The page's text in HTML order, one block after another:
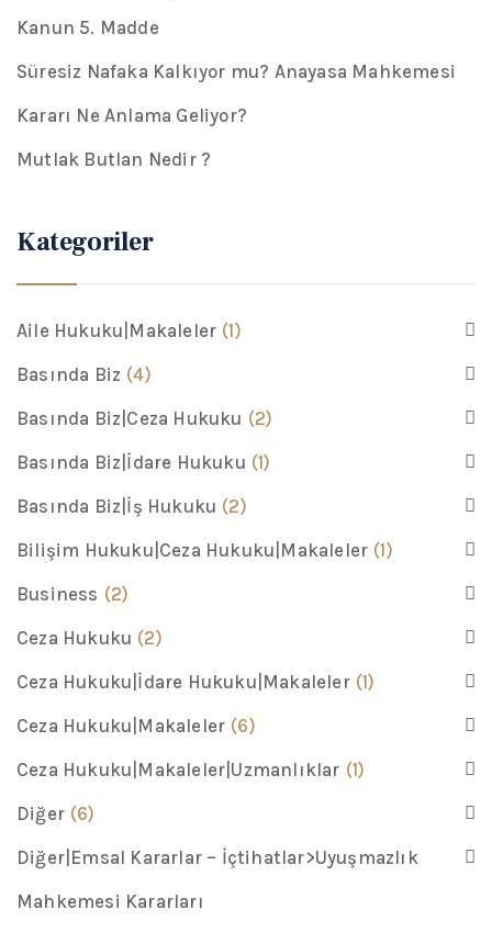
Kanun 5. Madde
Süresiz Nafaka Kalkıyor mu? Anayasa Mahkemesi
Kararı Ne Anlama Geliyor?
Mutlak Butlan Nedir ?
Kategoriler
Aile Hukuku|Makaleler (1)
Basında Biz (4)
Basında Biz|Ceza Hukuku (2)
Basında Biz|İdare Hukuku (1)
Basında Biz|İş Hukuku (2)
Bilişim Hukuku|Ceza Hukuku|Makaleler (1)
Business (2)
Ceza Hukuku (2)
Ceza Hukuku|İdare Hukuku|Makaleler (1)
Ceza Hukuku|Makaleler (6)
Ceza Hukuku|Makaleler|Uzmanlıklar (1)
Diğer (6)
Diğer|Emsal Kararlar – İçtihatlar>Uyuşmazlık
Mahkemesi Kararları